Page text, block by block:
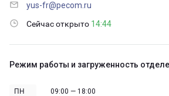
yus-fr@pecom.ru
Сейчас открыто 14:44
Режим работы и загруженность
ПН
09:00 — 18:00